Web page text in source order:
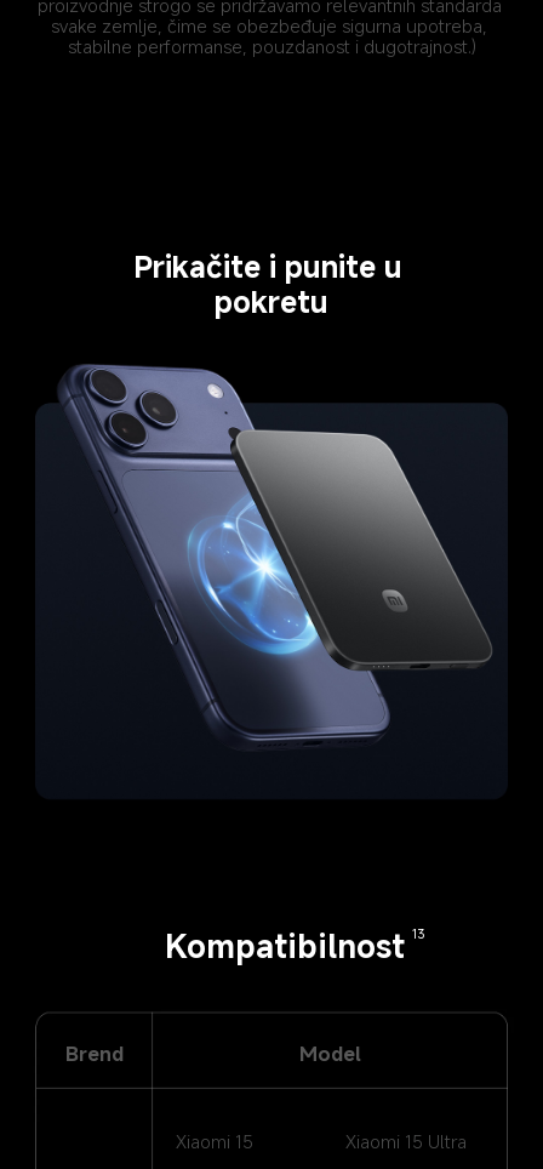
proizvodnje strogo se pridržavamo relevantnih standarda
svake zemlje, čime se obezbeđuje sigurna upotreba,
stabilne performanse, pouzdanost i dugotrajnost.)
Prikačite i punite u
pokretu
Kompatibilnost 13
Brend Model
Xiaomi 15 Xiaomi 15 Ultra